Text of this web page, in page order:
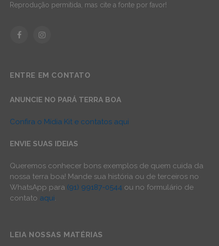
Reprodução permitida, mas cite a fonte por favor!
FacebookInstagram
ENTRE EM CONTATO
ANUNCIE NO PARÁ TERRA BOA
Confira o Mídia Kit e contatos aqui
ENVIE SUAS IDEIAS
Queremos conhecer bons exemplos de quem cuida da
nossa terra boa! Mande sua história ou de terceiros no
WhatsApp para (91) 99187-0544 ou no formulário de
contato aqui.
LEIA NOSSAS MATÉRIAS